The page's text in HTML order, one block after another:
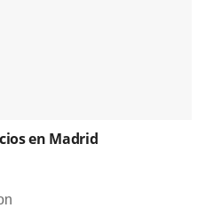
en Madrid